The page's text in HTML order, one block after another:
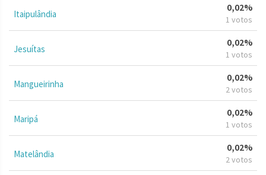
Itaipulândia
0,02%
1 votos
Jesuítas
0,02%
1 votos
Mangueirinha
0,02%
2 votos
Maripá
0,02%
1 votos
Matelândia
0,02%
2 votos